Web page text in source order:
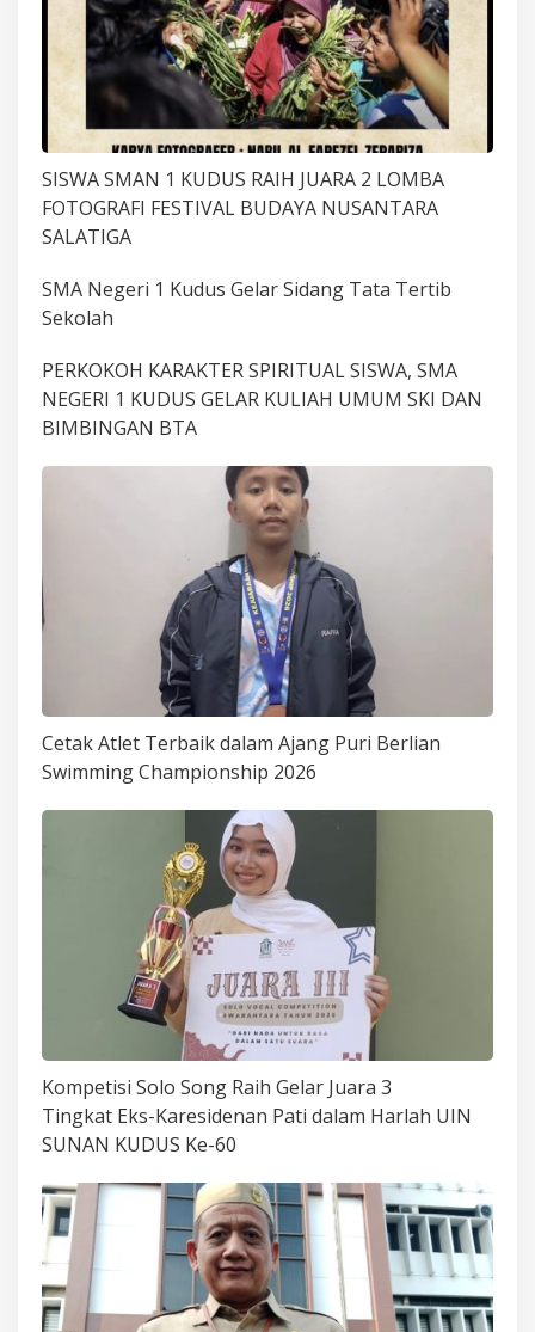
SISWA SMAN 1 KUDUS RAIH JUARA 2 LOMBA
FOTOGRAFI FESTIVAL BUDAYA NUSANTARA
SALATIGA
SMA Negeri 1 Kudus Gelar Sidang Tata Tertib
Sekolah
PERKOKOH KARAKTER SPIRITUAL SISWA, SMA
NEGERI 1 KUDUS GELAR KULIAH UMUM SKI DAN
BIMBINGAN BTA
Cetak Atlet Terbaik dalam Ajang Puri Berlian
Swimming Championship 2026
Kompetisi Solo Song Raih Gelar Juara 3
Tingkat Eks-Karesidenan Pati dalam Harlah UIN
SUNAN KUDUS Ke-60